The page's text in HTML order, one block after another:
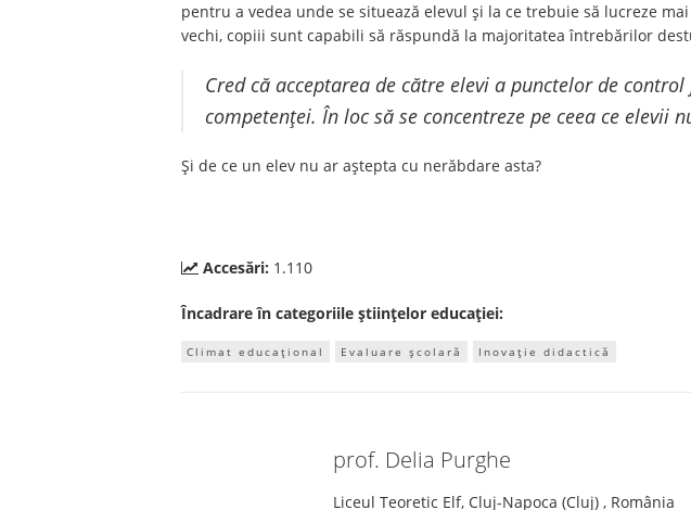
pentru a vedea unde se situează elevul și la ce trebuie să lucreze
vechi, copiii sunt capabili să răspundă la majoritatea întrebărilor
Cred că acceptarea de către elevi a punctelor de
competenței. În loc să se concentreze pe ceea ce elevii
Și de ce un elev nu ar aștepta cu nerăbdare asta?
Accesări: 1.110
Încadrare în categoriile științelor educației:
Climat educațional Evaluare școlară Inovație didactică
prof. Delia Purghe
Liceul Teoretic Elf, Cluj-Napoca (Cluj) , România